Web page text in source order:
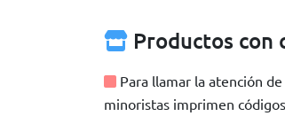
Productos con
Para llamar la atención
minoristas imprimen